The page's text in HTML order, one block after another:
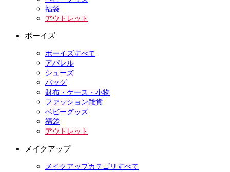
福袋
アウトレット
ボーイズ
ボーイズすべて
アパレル
シューズ
バッグ
財布・ケース・小物
ファッション雑貨
ベビーグッズ
福袋
アウトレット
メイクアップ
メイクアップカテゴリすべて